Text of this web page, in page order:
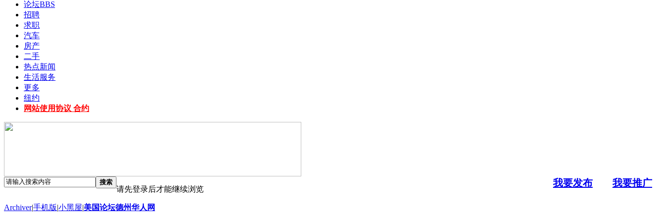
论坛BBS
招聘
求职
汽车
房产
二手
热点新闻
生活服务
更多
纽约
网站使用协议 合约
搜索 我要发布 我要推广
请先登录后才能继续浏览
Archiver|手机版|小黑屋|美国论坛德州华人网